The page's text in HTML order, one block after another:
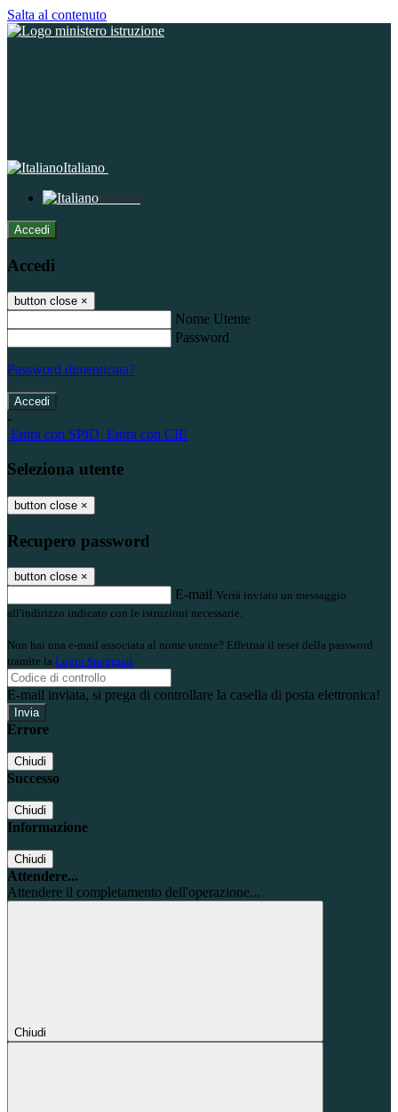
Salta al contenuto
Italiano
Italiano
Accedi
Accedi
button close ×
Nome Utente
Password
Password dimenticata?
-
Entra con SPID Entra con CIE
Seleziona utente
button close ×
Recupero password
button close ×
E-mail Verrà inviato un messaggio
all'indirizzo indicato con le istruzioni necessarie.
Non hai una e-mail associata al nome utente? Effettua il reset della password
tramite la Login Spaggiari
E-mail inviata, si prega di controllare la casella di posta elettronica!
Errore
Chiudi
Successo
Chiudi
Informazione
Chiudi
Attendere...
Attendere il completamento dell'operazione...
Chiudi